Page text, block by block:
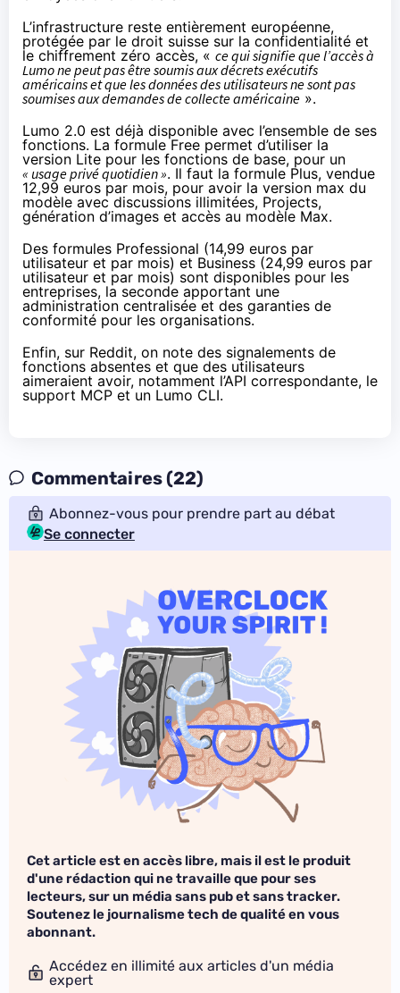
L’infrastructure reste entièrement européenne,
protégée par le droit suisse sur la confidentialité et
le chiffrement zéro accès, « ce qui signifie que l’accès à
Lumo ne peut pas être soumis aux décrets exécutifs
américains et que les données des utilisateurs ne sont pas
soumises aux demandes de collecte américaine ».
Lumo 2.0 est déjà disponible avec l’ensemble de ses
fonctions. La formule Free permet d’utiliser la
version Lite pour les fonctions de base, pour un
« usage privé quotidien ». Il faut la formule Plus, vendue
12,99 euros par mois, pour avoir la version max du
modèle avec discussions illimitées, Projects,
génération d’images et accès au modèle Max.
Des formules Professional (14,99 euros par
utilisateur et par mois) et Business (24,99 euros par
utilisateur et par mois) sont disponibles pour les
entreprises, la seconde apportant une
administration centralisée et des garanties de
conformité pour les organisations.
Enfin, sur Reddit, on note des signalements de
fonctions absentes et que des utilisateurs
aimeraient avoir, notamment l’API correspondante, le
support MCP et un Lumo CLI.
Commentaires (22)
Abonnez-vous pour prendre part au débat
Se connecter
Cet article est en accès libre, mais il est le produit
d'une rédaction qui ne travaille que pour ses
lecteurs, sur un média sans pub et sans tracker.
Soutenez le journalisme tech de qualité en vous
abonnant.
Accédez en illimité aux articles d'un média
expert